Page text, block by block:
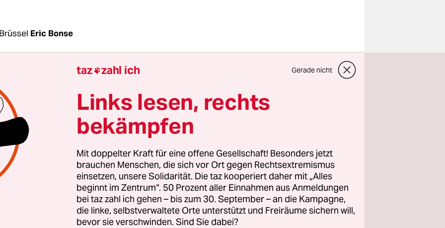
Eric Bonse
sechs Sanktionspakete gegen Russland verhängt; den
Ukraine haben sie nicht gestoppt. Die EU sieht jedoch
ihren Kurs zu ändern, im Gegenteil: Bei einem Treffen
die Außenminister am Montag die Sanktionsliste
wollen sie mehr Waffen in die Ukraine schicken.
weitere 500 Millionen Euro für die Lieferung von Waffen
der ukrainischen Armee zur Verfügung stellen,
Charles Michel. Damit erhöhen sich die EU-Mittel
auf 2,5 Milliarden Euro.Das Geld kommt aus der
die ursprünglich für Friedensmissionen gedacht war.
taz zahl ich Gerade nicht
Links lesen, rechts
bekämpfen
Mit doppelter Kraft für eine offene Gesellschaft! Besonders jetzt
brauchen Menschen, die sich vor Ort gegen Rechtsextremismus
einsetzen, unsere Solidarität. Die taz kooperiert daher mit „Alles
beginnt im Zentrum“. 50 Prozent aller Einnahmen aus Anmeldungen
bei taz zahl ich gehen – bis zum 30. September – an die Kampagne,
die linke, selbstverwaltete Orte unterstützt und Freiräume sichern will,
bevor sie verschwinden. Sind Sie dabei?